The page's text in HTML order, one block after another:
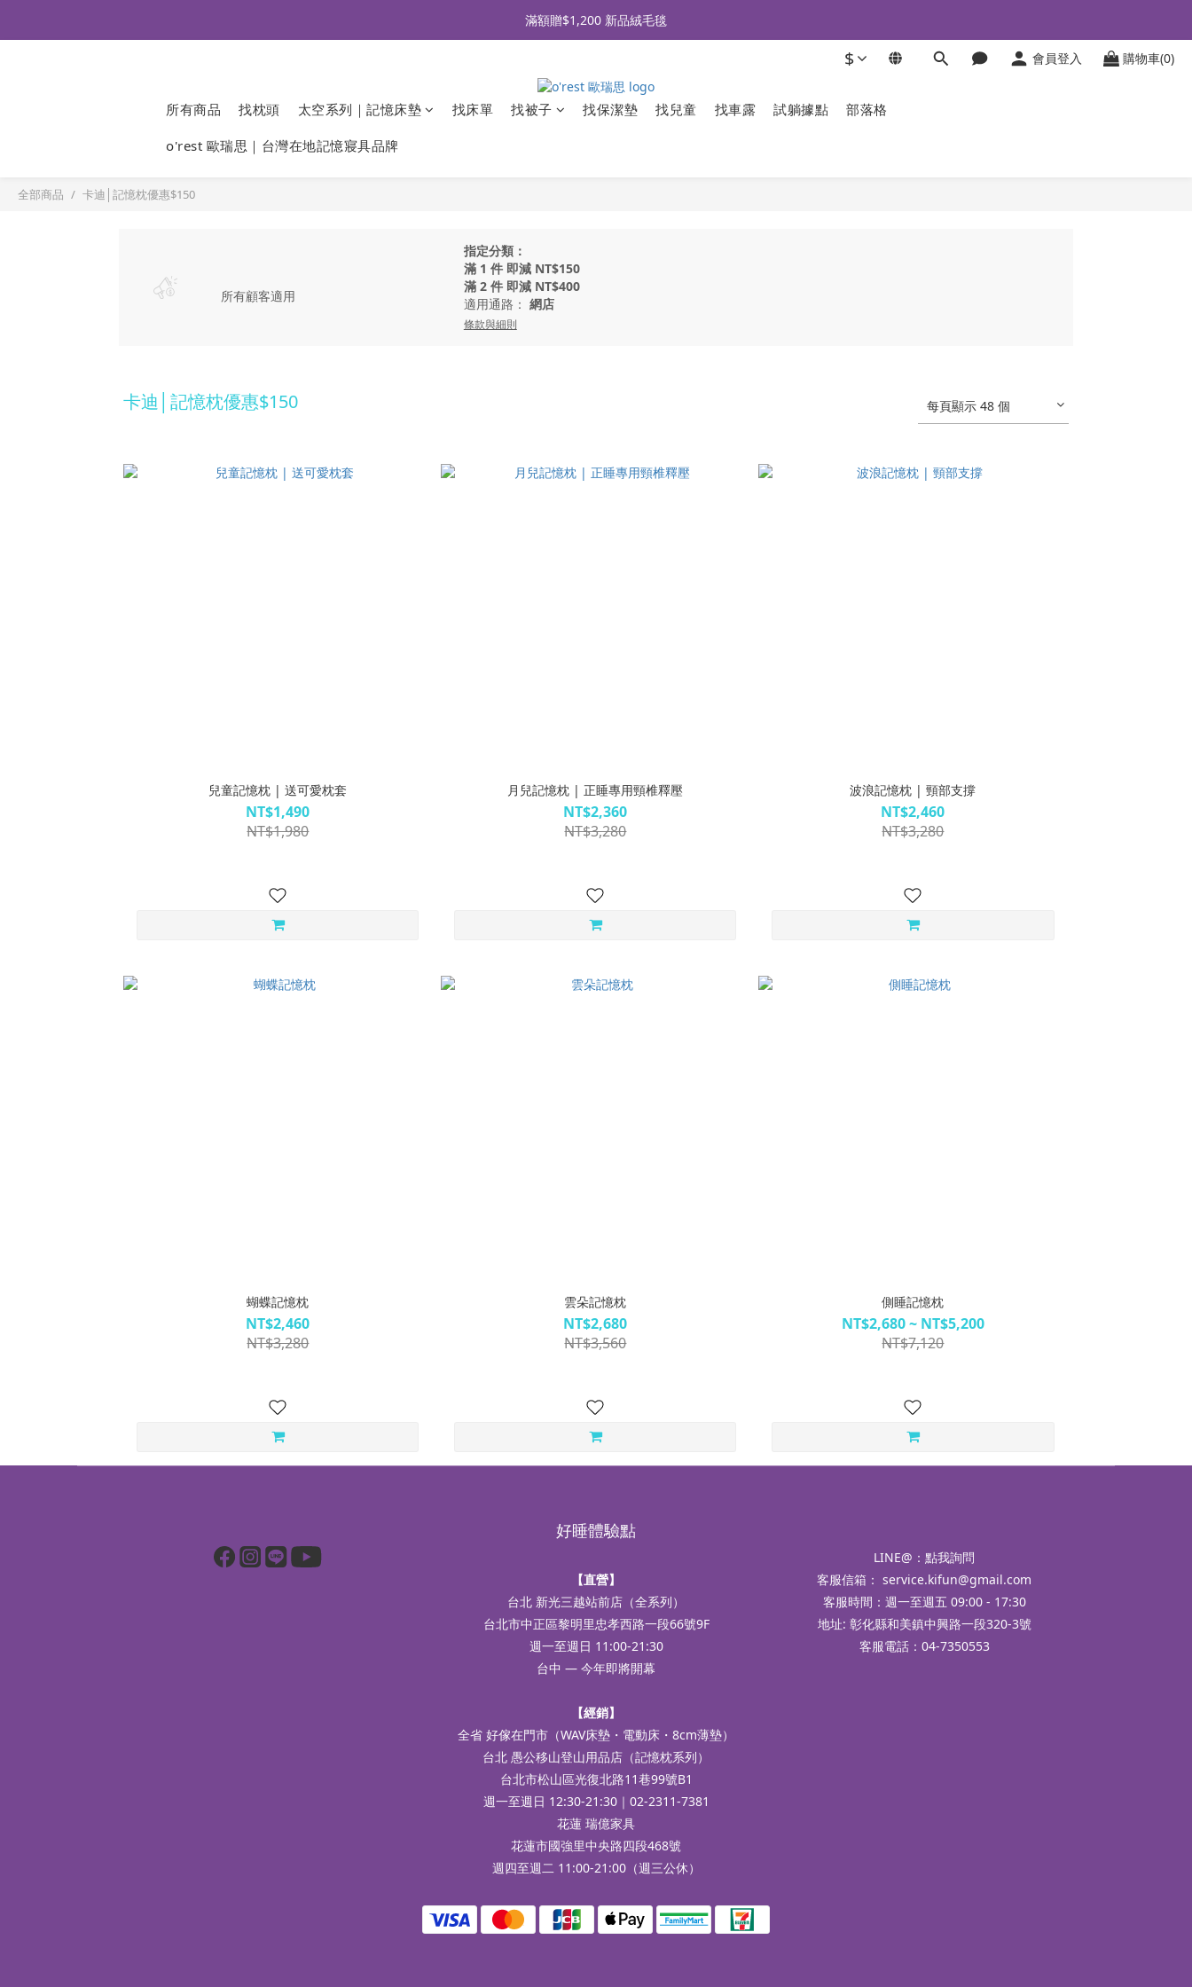
全品牌滿 $990免運｜會員買即贈〈 購物金 〉
滿額贈$1,200 新品絨毛毯
$ 會員登入 購物車(0)
所有商品 找枕頭 太空系列｜記憶床墊 找床單 找被子 找保潔墊 找兒童 找車露 試躺據點 部落格
o'rest 歐瑞思｜台灣在地記憶寢具品牌
全部商品 卡迪│記憶枕優惠$150
所有顧客適用
指定分類：
滿 1 件 即減 NT$150
滿 2 件 即減 NT$400
適用通路： 網店
條款與細則
卡迪│記憶枕優惠$150 每頁顯示 48 個
兒童記憶枕 | 送可愛枕套
NT$1,490
NT$1,980
月兒記憶枕 | 正睡專用頸椎釋壓
NT$2,360
NT$3,280
波浪記憶枕 | 頸部支撐
NT$2,460
NT$3,280
蝴蝶記憶枕
NT$2,460
NT$3,280
雲朵記憶枕
NT$2,680
NT$3,560
側睡記憶枕
NT$2,680 ~ NT$5,200
NT$7,120
好睡體驗點
【直營】
台北 新光三越站前店（全系列）
台北市中正區黎明里忠孝西路一段66號9F
週一至週日 11:00-21:30
台中 — 今年即將開幕
【經銷】
全省 好傢在門市（WAV床墊・電動床・8cm薄墊）
台北 愚公移山登山用品店（記憶枕系列）
台北市松山區光復北路11巷99號B1
週一至週日 12:30-21:30｜02-2311-7381
花蓮 瑞億家具
花蓮市國強里中央路四段468號
週四至週二 11:00-21:00（週三公休）
LINE@： 點我詢問
客服信箱： service.kifun@gmail.com
客服時間：週一至週五 09:00 - 17:30
地址: 彰化縣和美鎮中興路一段320-3號
客服電話：04-7350553